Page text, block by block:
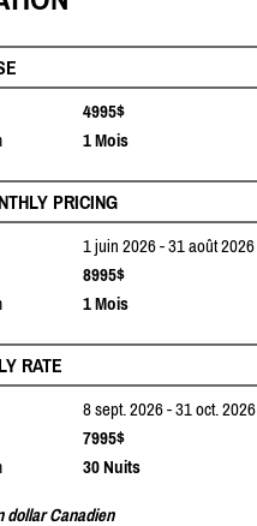
4995$
1 Mois
PRICING
1 juin 2026 - 31 août 2026
8995$
1 Mois
RATE
8 sept. 2026 - 31 oct. 2026
7995$
30 Nuits
dollar Canadien